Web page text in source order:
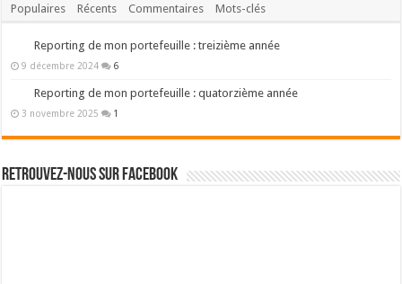
Populaires Récents Commentaires Mots-clés
Reporting de mon portefeuille : treizième année
9 décembre 2024 6
Reporting de mon portefeuille : quatorzième année
3 novembre 2025 1
Retrouvez-nous sur Facebook